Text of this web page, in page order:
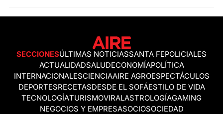
SECCIONESÚLTIMAS NOTICIASSANTA FEPOLICIALES
ACTUALIDADSALUDECONOMÍAPOLÍTICA
INTERNACIONALESCIENCIAAIRE AGROESPECTÁCULOS
DEPORTESRECETASDESDE EL SOFÁESTILO DE VIDA
TECNOLOGÍATURISMOVIRALASTROLOGÍAGAMING
NEGOCIOS Y EMPRESASOCIOSOCIEDAD